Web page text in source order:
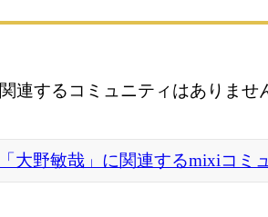
関連するコミュニティはありませ
「大野敏哉」に関連するmixiコミ